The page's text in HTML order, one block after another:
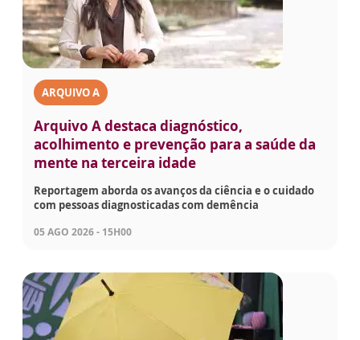
ARQUIVO A
Arquivo A destaca diagnóstico,
acolhimento e prevenção para a saúde da
mente na terceira idade
Reportagem aborda os avanços da ciência e o cuidado
com pessoas diagnosticadas com demência
05 AGO 2026 - 15H00